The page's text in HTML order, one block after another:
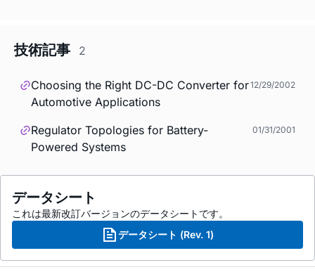
技術記事 2
Choosing the Right DC-DC Converter for
Automotive Applications
12/29/2002
Regulator Topologies for Battery-
Powered Systems
01/31/2001
データシート
これは最新改訂バージョンのデータシートです。
データシート (Rev. 1)